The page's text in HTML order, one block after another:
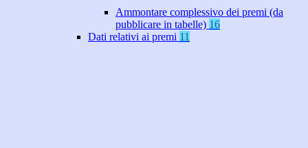
Ammontare complessivo dei premi (da
pubblicare in tabelle) 16
Dati relativi ai premi 11